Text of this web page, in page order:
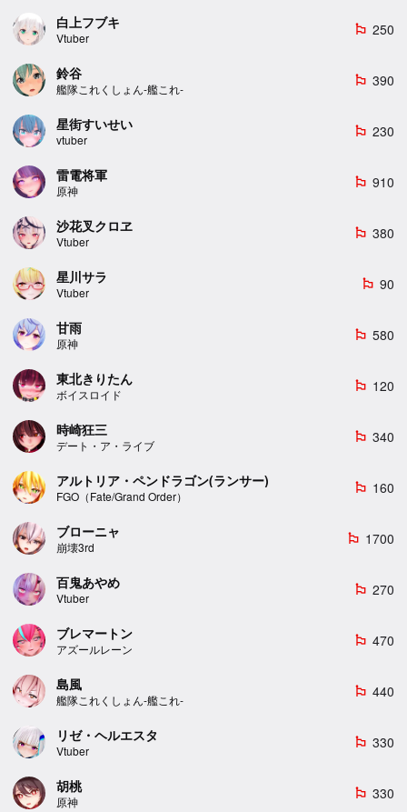
白上フブキ
Vtuber
emoji_flags 250
鈴谷
艦隊これくしょん-艦これ-
emoji_flags 390
星街すいせい
vtuber
emoji_flags 230
雷電将軍
原神
emoji_flags 910
沙花叉クロヱ
Vtuber
emoji_flags 380
星川サラ
Vtuber
emoji_flags 90
甘雨
原神
emoji_flags 580
東北きりたん
ボイスロイド
emoji_flags 120
時崎狂三
デート・ア・ライブ
emoji_flags 340
アルトリア・ペンドラゴン(ランサー)
FGO（Fate/Grand Order）
emoji_flags 160
ブローニャ
崩壊3rd
emoji_flags 1700
百鬼あやめ
Vtuber
emoji_flags 270
ブレマートン
アズールレーン
emoji_flags 470
島風
艦隊これくしょん-艦これ-
emoji_flags 440
リゼ・ヘルエスタ
Vtuber
emoji_flags 330
胡桃
原神
emoji_flags 330